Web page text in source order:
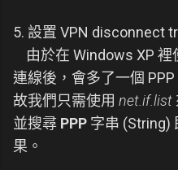
5. 設置 VPN disconnect
由於在 Windows XP 裡
連線後，會多了一個
故我們只需使用 net.if.list
並搜尋 PPP 字串 (String)
果。